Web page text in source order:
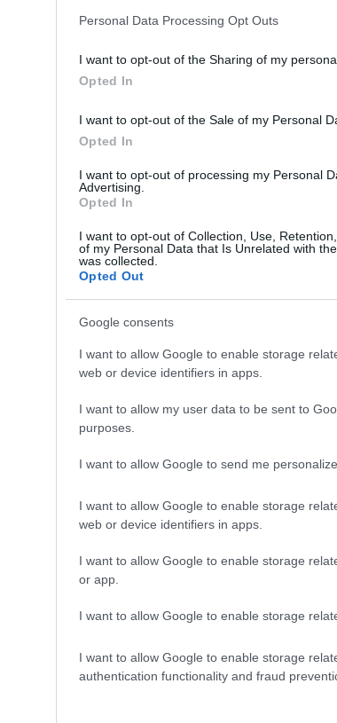
Personal Data Processing Opt Outs
I want to opt-out of the Sharing of my
Opted In
I want to opt-out of the Sale of my Personal
Opted In
I want to opt-out of processing my Personal
Advertising.
Opted In
I want to opt-out of Collection, Use,
of my Personal Data that Is Unrelated with
was collected.
Opted Out
Google consents
I want to allow Google to enable storage
web or device identifiers in apps.
I want to allow my user data to be sent to
purposes.
I want to allow Google to send me
I want to allow Google to enable storage
web or device identifiers in apps.
I want to allow Google to enable storage
or app.
I want to allow Google to enable storage
I want to allow Google to enable storage
authentication functionality and fraud